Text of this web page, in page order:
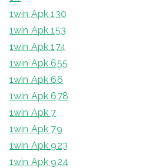
1win Apk 130
1win Apk 153
1win Apk 174
1win Apk 655
1win Apk 66
1win Apk 678
1win Apk 7
1win Apk 79
1win Apk 923
1win Apk 924